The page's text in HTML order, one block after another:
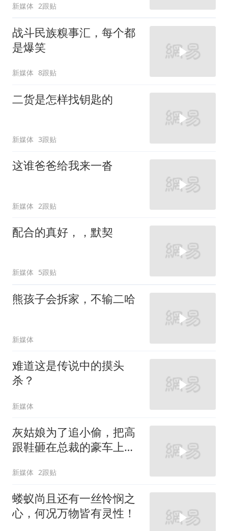
新媒体 2跟贴
战斗民族糗事汇，每个都
是爆笑
新媒体 8跟贴
二货是怎样找钥匙的
新媒体 3跟贴
这谁爸爸给我来一沓
新媒体 2跟贴
配合的真好，，默契
新媒体 5跟贴
熊孩子会拆家，不输二哈
新媒体
难道这是传说中的摸头
杀？
新媒体
灰姑娘为了追小偷，把高
跟鞋砸在总裁的豪车上，
新媒体 2跟贴
蝼蚁尚且还有一丝怜悯之
心，何况万物皆有灵性！